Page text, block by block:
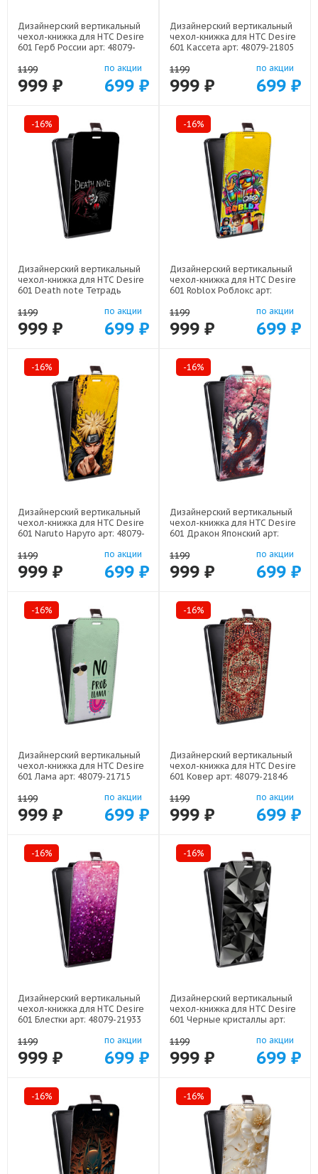
Дизайнерский вертикальный
чехол-книжка для HTC Desire
601 Герб России арт: 48079-
1199
999 ₽
по акции
699 ₽
Дизайнерский вертикальный
чехол-книжка для HTC Desire
601 Кассета арт: 48079-21805
1199
999 ₽
по акции
699 ₽
-16%
Дизайнерский вертикальный
чехол-книжка для HTC Desire
601 Death note Тетрадь
1199
999 ₽
по акции
699 ₽
-16%
Дизайнерский вертикальный
чехол-книжка для HTC Desire
601 Roblox Роблокс арт:
1199
999 ₽
по акции
699 ₽
-16%
Дизайнерский вертикальный
чехол-книжка для HTC Desire
601 Naruto Наруто арт: 48079-
1199
999 ₽
по акции
699 ₽
-16%
Дизайнерский вертикальный
чехол-книжка для HTC Desire
601 Дракон Японский арт:
1199
999 ₽
по акции
699 ₽
-16%
Дизайнерский вертикальный
чехол-книжка для HTC Desire
601 Лама арт: 48079-21715
1199
999 ₽
по акции
699 ₽
-16%
Дизайнерский вертикальный
чехол-книжка для HTC Desire
601 Ковер арт: 48079-21846
1199
999 ₽
по акции
699 ₽
-16%
Дизайнерский вертикальный
чехол-книжка для HTC Desire
601 Блестки арт: 48079-21933
1199
999 ₽
по акции
699 ₽
-16%
Дизайнерский вертикальный
чехол-книжка для HTC Desire
601 Черные кристаллы арт:
1199
999 ₽
по акции
699 ₽
-16% -16%